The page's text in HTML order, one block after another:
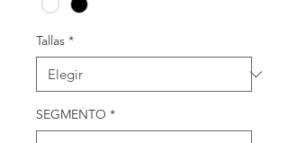
Tallas *
SEGMENTO *